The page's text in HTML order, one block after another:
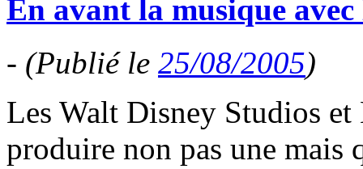
En avant la musique
- (Publié le 25/08/2005)
Les Walt Disney Studios
produire non pas une mais